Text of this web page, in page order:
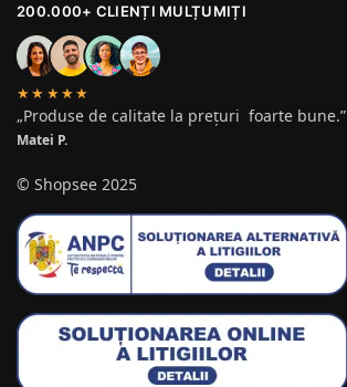
200.000+ CLIENȚI MULȚUMIȚI
★★★★★
„Produse de calitate la prețuri foarte bune.”
Matei P.
© Shopsee 2025